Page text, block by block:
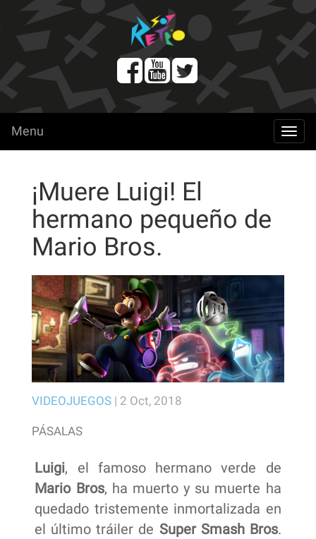
menu
Menu
¡Muere Luigi! El
hermano pequeño de
Mario Bros.
VIDEOJUEGOS | 2 Oct, 2018
PÁSALAS
Luigi, el famoso hermano verde de
Mario Bros, ha muerto y su muerte ha
quedado tristemente inmortalizada en
el último tráiler de Super Smash Bros.